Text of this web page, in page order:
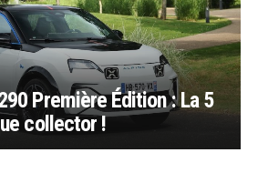
Première Édition : La 5
collector !